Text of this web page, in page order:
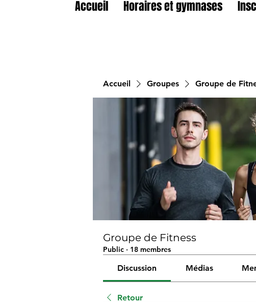
Accueil Horaires et gymnases
Accueil Groupes Groupe de
Groupe de Fitness
Public · 18 membres
Discussion Médias
Retour